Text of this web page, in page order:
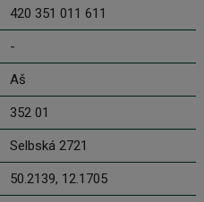
420 351 011 611
-
Aš
352 01
Selbská 2721
50.2139, 12.1705